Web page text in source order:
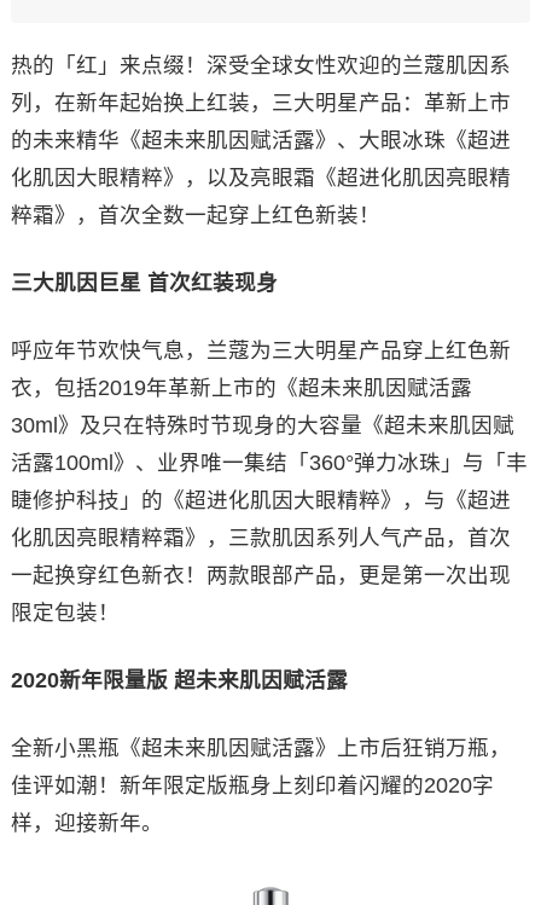
热的「红」来点缀！深受全球女性欢迎的兰蔻肌因系
列，在新年起始换上红装，三大明星产品：革新上市
的未来精华《超未来肌因赋活露》、大眼冰珠《超进
化肌因大眼精粹》，以及亮眼霜《超进化肌因亮眼精
粹霜》，首次全数一起穿上红色新装！
三大肌因巨星 首次红装现身
呼应年节欢快气息，兰蔻为三大明星产品穿上红色新
衣，包括2019年革新上市的《超未来肌因赋活露
30ml》及只在特殊时节现身的大容量《超未来肌因赋
活露100ml》、业界唯一集结「360°弹力冰珠」与「丰
睫修护科技」的《超进化肌因大眼精粹》，与《超进
化肌因亮眼精粹霜》，三款肌因系列人气产品，首次
一起换穿红色新衣！两款眼部产品，更是第一次出现
限定包装！
2020新年限量版 超未来肌因赋活露
全新小黑瓶《超未来肌因赋活露》上市后狂销万瓶，
佳评如潮！新年限定版瓶身上刻印着闪耀的2020字
样，迎接新年。